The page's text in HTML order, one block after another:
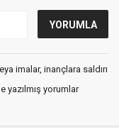
imalar, inançlara saldırı
yazılmış yorumlar